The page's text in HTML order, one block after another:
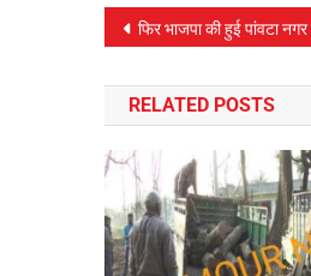
पोस्ट
नेविगेशन
फिर भाजपा की हुई पांवटा नगर
RELATED POSTS